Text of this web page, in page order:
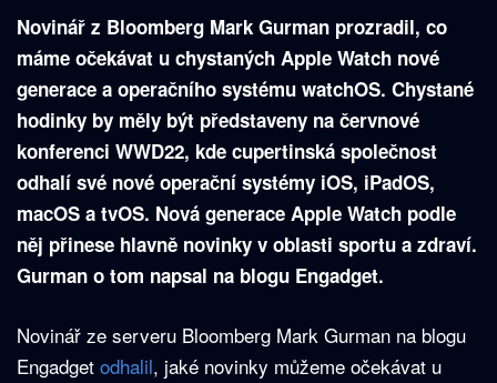
Novinář z Bloomberg Mark Gurman prozradil, co
máme očekávat u chystaných Apple Watch nové
generace a operačního systému watchOS. Chystané
hodinky by měly být představeny na červnové
konferenci WWD22, kde cupertinská společnost
odhalí své nové operační systémy iOS, iPadOS,
macOS a tvOS. Nová generace Apple Watch podle
něj přinese hlavně novinky v oblasti sportu a zdraví.
Gurman o tom napsal na blogu Engadget.
Novinář ze serveru Bloomberg Mark Gurman na blogu
Engadget odhalil, jaké novinky můžeme očekávat u